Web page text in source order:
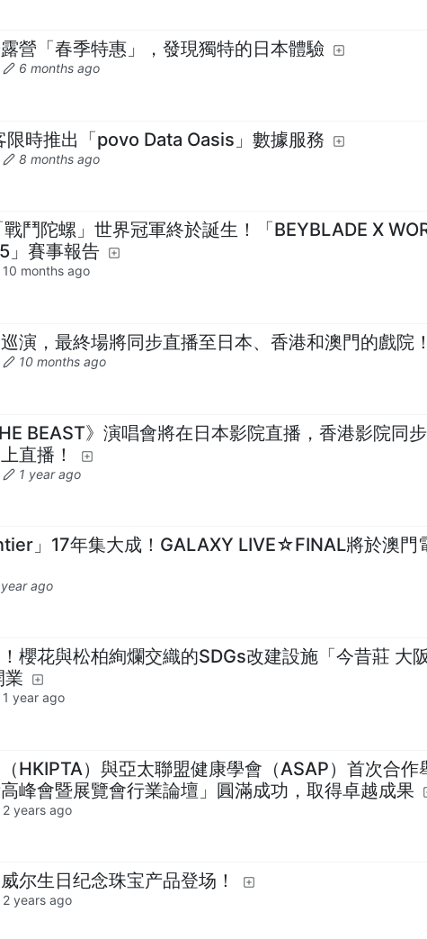
營「春季特惠」，發現獨特的日本體驗
6 months ago
限時推出「povo Data Oasis」數據服務
8 months ago
鬥陀螺」世界冠軍終於誕生！「BEYBLADE X
」賽事報告
10 months ago
演，最終場將同步直播至日本、香港和澳門的戲院！
10 months ago
BEAST》演唱會將在日本影院直播，香港影院同
直播！
1 year ago
」17年集大成！GALAXY LIVE☆FINAL將於澳門
year ago
櫻花與松柏絢爛交織的SDGs改建設施「今昔莊 大
業
1 year ago
HKIPTA）與亞太聯盟健康學會（ASAP）首次合作
峰會暨展覽會行業論壇」圓滿成功，取得卓越成果
2 years ago
尔生日纪念珠宝产品登场！
2 years ago